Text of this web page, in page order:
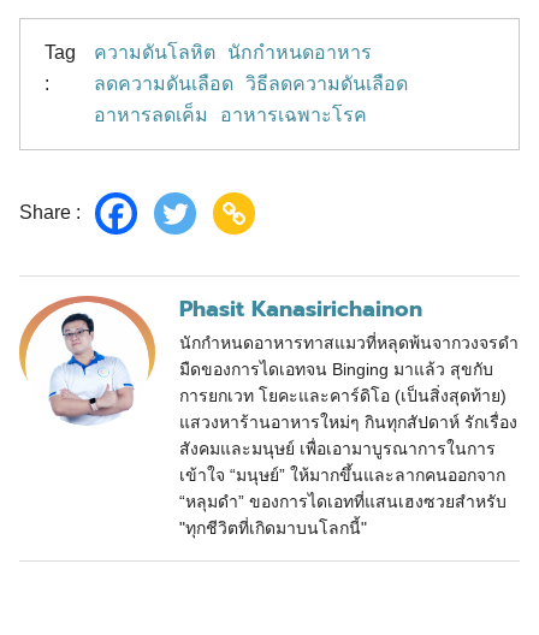
Tag
:
ความดันโลหิต
นักกำหนดอาหาร
ลดความดันเลือด วิธีลดความดันเลือด
อาหารลดเค็ม
อาหารเฉพาะโรค
Share :
Phasit Kanasirichainon
นักกำหนดอาหารทาสแมวที่หลุดพ้นจากวงจรดำ
มืดของการไดเอทจน Binging มาแล้ว สุขกับ
การยกเวท โยคะและคาร์ดิโอ (เป็นสิ่งสุดท้าย)
แสวงหาร้านอาหารใหม่ๆ กินทุกสัปดาห์ รักเรื่อง
สังคมและมนุษย์ เพื่อเอามาบูรณาการในการ
เข้าใจ “มนุษย์” ให้มากขึ้นและลากคนออกจาก
“หลุมดำ” ของการไดเอทที่แสนเฮงซวยสำหรับ
"ทุกชีวิตที่เกิดมาบนโลกนี้"